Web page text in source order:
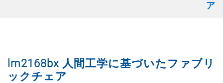
ア
lm2168bx 人間工学に基づいたファブリ
ックチェア